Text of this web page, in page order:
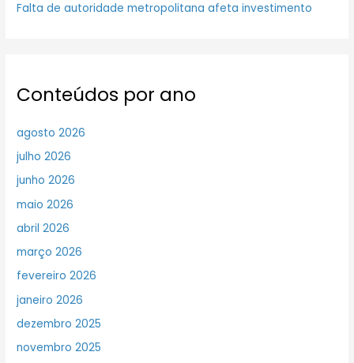
Falta de autoridade metropolitana afeta investimento
Conteúdos por ano
agosto 2026
julho 2026
junho 2026
maio 2026
abril 2026
março 2026
fevereiro 2026
janeiro 2026
dezembro 2025
novembro 2025